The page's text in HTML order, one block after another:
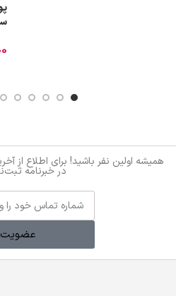
همیشه اولین نفر باشید! برای اطلاع از
در خبرنامه
عضویت